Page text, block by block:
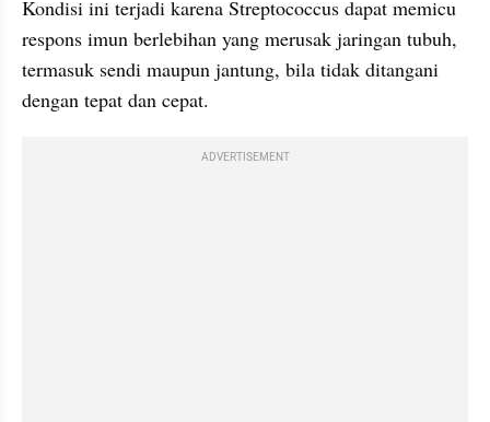
Kondisi ini terjadi karena Streptococcus dapat memicu
respons imun berlebihan yang merusak jaringan tubuh,
termasuk sendi maupun jantung, bila tidak ditangani
dengan tepat dan cepat.
ADVERTISEMENT